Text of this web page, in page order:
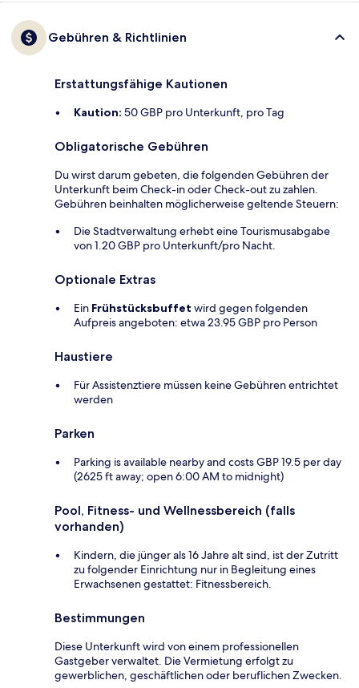
Gebühren & Richtlinien
Erstattungsfähige Kautionen
Kaution: 50 GBP pro Unterkunft, pro Tag
Obligatorische Gebühren
Du wirst darum gebeten, die folgenden Gebühren der
Unterkunft beim Check-in oder Check-out zu zahlen.
Gebühren beinhalten möglicherweise geltende Steuern:
Die Stadtverwaltung erhebt eine Tourismusabgabe
von 1.20 GBP pro Unterkunft/pro Nacht.
Optionale Extras
Ein Frühstücksbuffet wird gegen folgenden
Aufpreis angeboten: etwa 23.95 GBP pro Person
Haustiere
Für Assistenztiere müssen keine Gebühren entrichtet
werden
Parken
Parking is available nearby and costs GBP 19.5 per day
(2625 ft away; open 6:00 AM to midnight)
Pool, Fitness- und Wellnessbereich (falls
vorhanden)
Kindern, die jünger als 16 Jahre alt sind, ist der Zutritt
zu folgender Einrichtung nur in Begleitung eines
Erwachsenen gestattet: Fitnessbereich.
Bestimmungen
Diese Unterkunft wird von einem professionellen
Gastgeber verwaltet. Die Vermietung erfolgt zu
gewerblichen, geschäftlichen oder beruflichen Zwecken.